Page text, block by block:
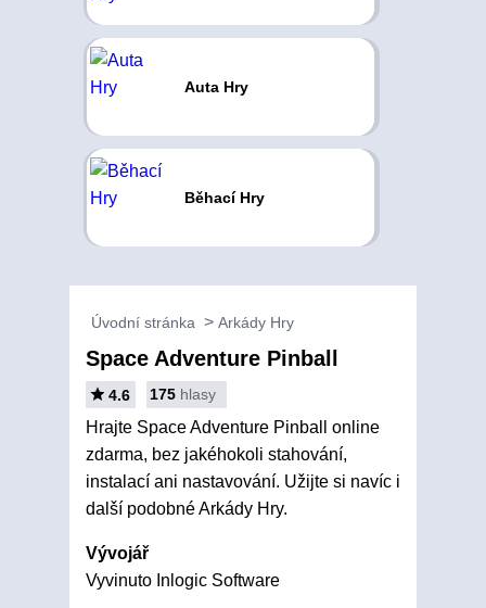
Auta Hry
Běhací Hry
Úvodní stránka Arkády Hry
Space Adventure Pinball
4.6 175 hlasy
Hrajte Space Adventure Pinball online
zdarma, bez jakéhokoli stahování,
instalací ani nastavování. Užijte si navíc i
další podobné Arkády Hry.
Vývojář
Vyvinuto Inlogic Software